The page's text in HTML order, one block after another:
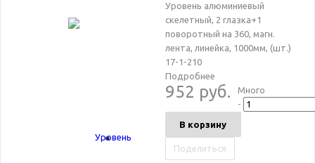
Уровень алюминиевый
скелетный, 2 глазка+1
поворотный на 360, магн.
лента, линейка, 1000мм, (шт.)
17-1-210
Подробнее
952 руб.
Много
-
В корзину
Поделиться